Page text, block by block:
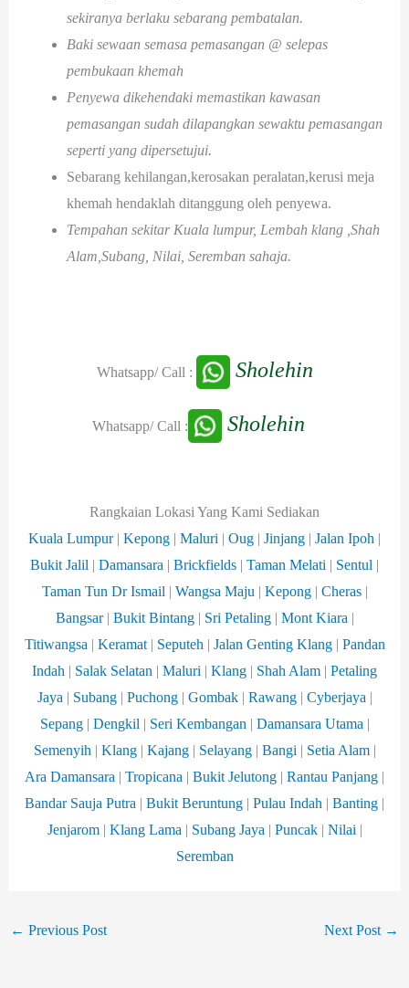
sekiranya berlaku sebarang pembatalan.
Baki sewaan semasa pemasangan @ selepas
pembukaan khemah
Penyewa dikehendaki memastikan kawasan
pemasangan sudah dilapangkan sewaktu pemasangan
seperti yang dipersetujui.
Sebarang kehilangan,kerosakan peralatan,kerusi meja
khemah hendaklah ditanggung oleh penyewa.
Tempahan sekitar Kuala lumpur, Lembah klang ,Shah
Alam,Subang, Nilai, Seremban sahaja.
Whatsapp/ Call : Sholehin
Whatsapp/ Call : Sholehin
Rangkaian Lokasi Yang Kami Sediakan
Kuala Lumpur| Kepong | Maluri | Oug | Jinjang | Jalan Ipoh |
Bukit Jalil | Damansara | Brickfields | Taman Melati | Sentul |
Taman Tun Dr Ismail | Wangsa Maju | Kepong| Cheras|
Bangsar| Bukit Bintang| Sri Petaling| Mont Kiara |
Titiwangsa | Keramat| Seputeh | Jalan Genting Klang| Pandan
Indah | Salak Selatan | Maluri | Klang | Shah Alam | Petaling
Jaya | Subang| Puchong| Gombak| Rawang| Cyberjaya |
Sepang| Dengkil | Seri Kembangan | Damansara Utama |
Semenyih | Klang| Kajang| Selayang| Bangi | Setia Alam|
Ara Damansara | Tropicana | Bukit Jelutong | Rantau Panjang |
Bandar Sauja Putra | Bukit Beruntung | Pulau Indah | Banting |
Jenjarom| Klang Lama | Subang Jaya | Puncak| Nilai |
Seremban
← Previous Post Next Post →